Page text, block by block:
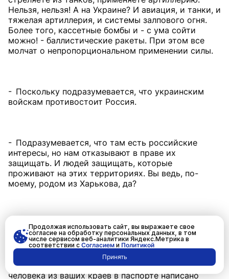
Нельзя, нельзя! А на Украине? И авиация, и танки, и
тяжелая артиллерия, и системы залпового огня.
Более того, кассетные бомбы и - с ума сойти
можно! - баллистические ракеты. При этом все
молчат о непропорциональном применении силы.
- Поскольку подразумевается, что украинским
войскам противостоит Россия.
- Подразумевается, что там есть российские
интересы, но нам отказывают в праве их
защищать. И людей защищать, которые
проживают на этих территориях. Вы ведь, по-
моему, родом из Харькова, да?
- Из Луганска.
- Ну вот, из Луганска. Вы же знаете, даже если у
человека из ваших краев в паспорте написано
Продолжая использовать сайт, вы выражаете свое
согласие на обработку персональных данных, в том
числе сервисом веб-аналитики Яндекс.Метрика в
соответствии с Согласиеми Политикой
Принять